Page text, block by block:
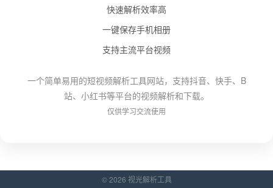
快速解析效率高
一键保存手机相册
支持主流平台视频
一个简单易用的短视频解析工具网站，支持抖音、快手、B
站、小红书等平台的视频解析和下载。
仅供学习交流使用
© 2026 视光解析工具